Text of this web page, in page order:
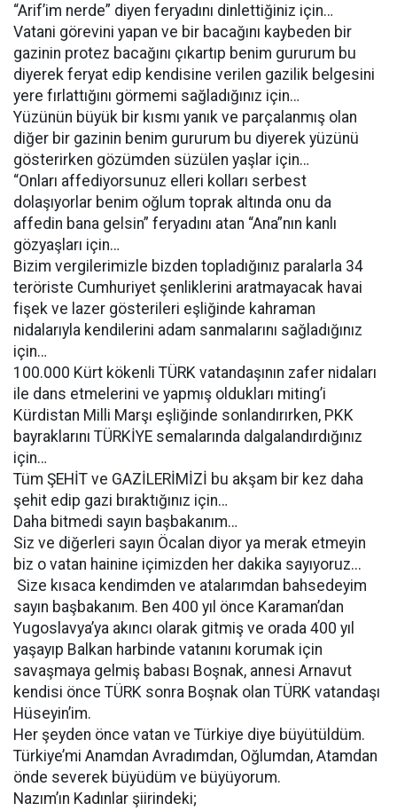
“Arif’im nerde” diyen feryadını dinlettiğiniz için…
Vatani görevini yapan ve bir bacağını kaybeden bir
gazinin protez bacağını çıkartıp benim gururum bu
diyerek feryat edip kendisine verilen gazilik belgesini
yere fırlattığını görmemi sağladığınız için…
Yüzünün büyük bir kısmı yanık ve parçalanmış olan
diğer bir gazinin benim gururum bu diyerek yüzünü
gösterirken gözümden süzülen yaşlar için…
“Onları affediyorsunuz elleri kolları serbest
dolaşıyorlar benim oğlum toprak altında onu da
affedin bana gelsin” feryadını atan “Ana”nın kanlı
gözyaşları için…
Bizim vergilerimizle bizden topladığınız paralarla 34
teröriste Cumhuriyet şenliklerini aratmayacak havai
fişek ve lazer gösterileri eşliğinde kahraman
nidalarıyla kendilerini adam sanmalarını sağladığınız
için…
100.000 Kürt kökenli TÜRK vatandaşının zafer nidaları
ile dans etmelerini ve yapmış oldukları miting’i
Kürdistan Milli Marşı eşliğinde sonlandırırken, PKK
bayraklarını TÜRKİYE semalarında dalgalandırdığınız
için…
Tüm ŞEHİT ve GAZİLERİMİZİ bu akşam bir kez daha
şehit edip gazi bıraktığınız için…
Daha bitmedi sayın başbakanım…
Siz ve diğerleri sayın Öcalan diyor ya merak etmeyin
biz o vatan hainine içimizden her dakika sayıyoruz...
Size kısaca kendimden ve atalarımdan bahsedeyim
sayın başbakanım. Ben 400 yıl önce Karaman’dan
Yugoslavya’ya akıncı olarak gitmiş ve orada 400 yıl
yaşayıp Balkan harbinde vatanını korumak için
savaşmaya gelmiş babası Boşnak, annesi Arnavut
kendisi önce TÜRK sonra Boşnak olan TÜRK vatandaşı
Hüseyin’im.
Her şeyden önce vatan ve Türkiye diye büyütüldüm.
Türkiye’mi Anamdan Avradımdan, Oğlumdan, Atamdan
önde severek büyüdüm ve büyüyorum.
Nazım’ın Kadınlar şiirindeki;